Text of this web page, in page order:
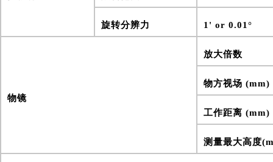
旋转分辨力 1' or 0.01°
物镜
放大倍数
物方视场 (mm)
工作距离 (mm)
测量最大高度